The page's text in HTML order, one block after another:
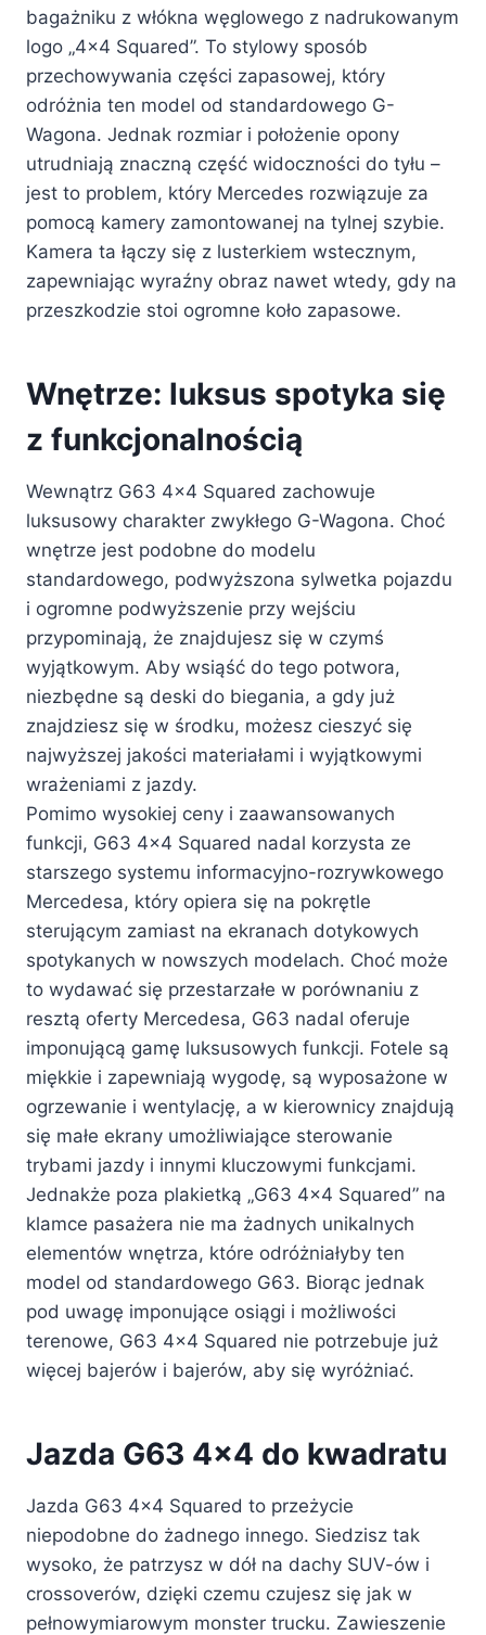
bagażniku z włókna węglowego z nadrukowanym
logo „4×4 Squared”. To stylowy sposób
przechowywania części zapasowej, który
odróżnia ten model od standardowego G-
Wagona. Jednak rozmiar i położenie opony
utrudniają znaczną część widoczności do tyłu –
jest to problem, który Mercedes rozwiązuje za
pomocą kamery zamontowanej na tylnej szybie.
Kamera ta łączy się z lusterkiem wstecznym,
zapewniając wyraźny obraz nawet wtedy, gdy na
przeszkodzie stoi ogromne koło zapasowe.
Wnętrze: luksus spotyka się
z funkcjonalnością
Wewnątrz G63 4×4 Squared zachowuje
luksusowy charakter zwykłego G-Wagona. Choć
wnętrze jest podobne do modelu
standardowego, podwyższona sylwetka pojazdu
i ogromne podwyższenie przy wejściu
przypominają, że znajdujesz się w czymś
wyjątkowym. Aby wsiąść do tego potwora,
niezbędne są deski do biegania, a gdy już
znajdziesz się w środku, możesz cieszyć się
najwyższej jakości materiałami i wyjątkowymi
wrażeniami z jazdy.
Pomimo wysokiej ceny i zaawansowanych
funkcji, G63 4×4 Squared nadal korzysta ze
starszego systemu informacyjno-rozrywkowego
Mercedesa, który opiera się na pokrętle
sterującym zamiast na ekranach dotykowych
spotykanych w nowszych modelach. Choć może
to wydawać się przestarzałe w porównaniu z
resztą oferty Mercedesa, G63 nadal oferuje
imponującą gamę luksusowych funkcji. Fotele są
miękkie i zapewniają wygodę, są wyposażone w
ogrzewanie i wentylację, a w kierownicy znajdują
się małe ekrany umożliwiające sterowanie
trybami jazdy i innymi kluczowymi funkcjami.
Jednakże poza plakietką „G63 4×4 Squared” na
klamce pasażera nie ma żadnych unikalnych
elementów wnętrza, które odróżniałyby ten
model od standardowego G63. Biorąc jednak
pod uwagę imponujące osiągi i możliwości
terenowe, G63 4×4 Squared nie potrzebuje już
więcej bajerów i bajerów, aby się wyróżniać.
Jazda G63 4×4 do kwadratu
Jazda G63 4×4 Squared to przeżycie
niepodobne do żadnego innego. Siedzisz tak
wysoko, że patrzysz w dół na dachy SUV-ów i
crossoverów, dzięki czemu czujesz się jak w
pełnowymiarowym monster trucku. Zawieszenie